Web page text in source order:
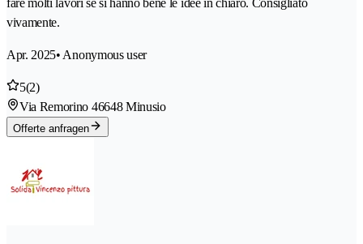
fare molti lavori se si hanno bene le idee in chiaro. Consigliato
vivamente.
Apr. 2025• Anonymous user
5(2)
Via Remorino 46648 Minusio
Offerte anfragen